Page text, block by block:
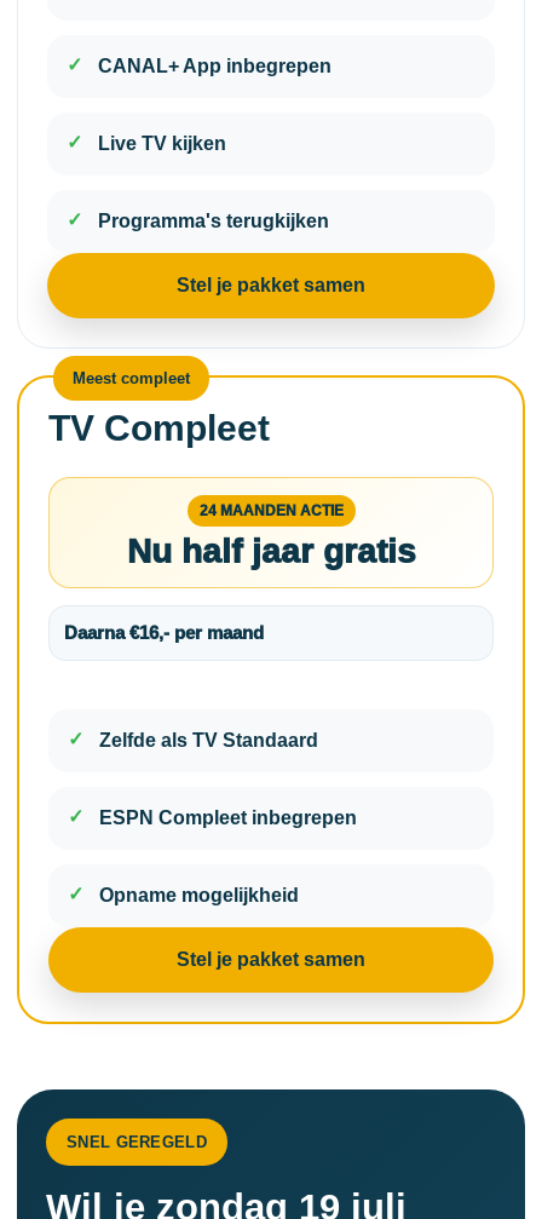
CANAL+ App inbegrepen
Live TV kijken
Programma's terugkijken
Stel je pakket samen
Meest compleet
TV Compleet
24 MAANDEN ACTIE
Nu half jaar gratis
Daarna €16,- per maand
Zelfde als TV Standaard
ESPN Compleet inbegrepen
Opname mogelijkheid
Stel je pakket samen
SNEL GEREGELD
Wil je zondag 19 juli